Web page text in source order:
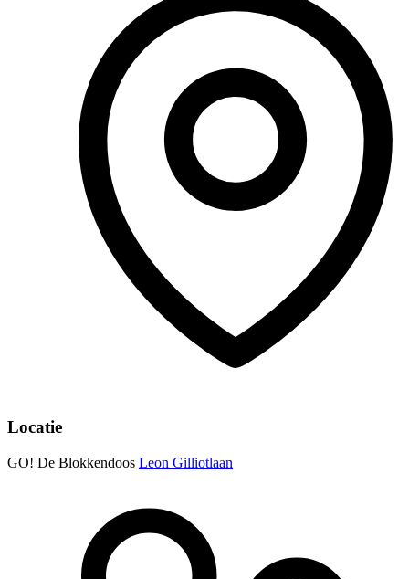
Locatie
GO! De Blokkendoos Leon Gilliotlaan